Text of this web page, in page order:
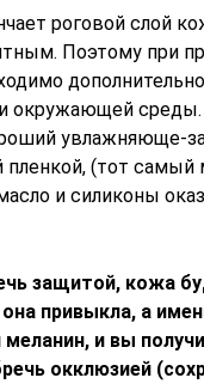
роговой слой
Поэтому при
окружающей среды.
увлажняюще-
пленкой, (тот самый
и силиконы
защитой, кожа
привыкла, а
и вы
окклюзией